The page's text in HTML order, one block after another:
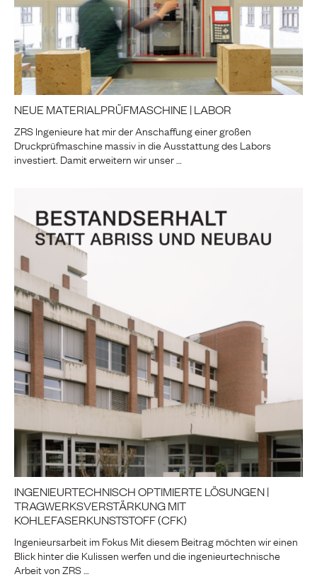
NEUE MATERIALPRÜFMASCHINE | LABOR
ZRS Ingenieure hat mir der Anschaffung einer großen
Druckprüfmaschine massiv in die Ausstattung des Labors
investiert. Damit erweitern wir unser …
INGENIEURTECHNISCH OPTIMIERTE LÖSUNGEN |
TRAGWERKSVERSTÄRKUNG MIT
KOHLEFASERKUNSTSTOFF (CFK)
Ingenieursarbeit im Fokus Mit diesem Beitrag möchten wir einen
Blick hinter die Kulissen werfen und die ingenieurtechnische
Arbeit von ZRS …